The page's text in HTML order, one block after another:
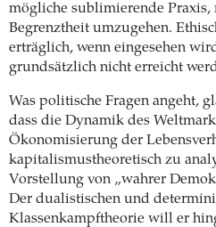
mögliche sublimierende Praxis,
Begrenztheit umzugehen.
erträglich, wenn eingesehen
grundsätzlich nicht erreicht
Was politische Fragen angeht,
dass die Dynamik des
Ökonomisierung der
kapitalismustheoretisch zu
Vorstellung von „wahrer
Der dualistischen und
Klassenkampftheorie will er